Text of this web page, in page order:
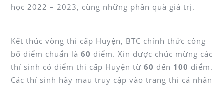
học 2022 – 2023, cùng những phần quà giá trị.
Kết thúc vòng thi cấp Huyện, BTC chính thức công
bố điểm chuẩn là 60 điểm. Xin được chúc mừng các
thí sinh có điểm thi cấp Huyện từ 60 đến 100 điểm.
Các thí sinh hãy mau truy cập vào trang thi cá nhân